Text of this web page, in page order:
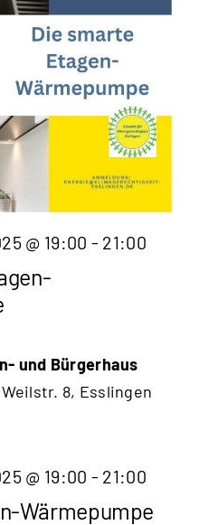
@ 19:00 - 21:00
und Bürgerhaus
Weilstr. 8, Esslingen
Wärmepumpe
@ 19:00 - 21:00